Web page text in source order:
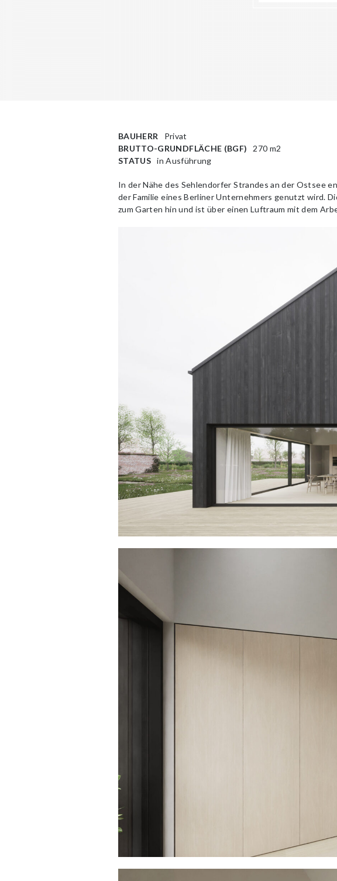
BAUHERR Privat
BRUTTO-GRUNDFLÄCHE (BGF) 270 m2
STATUSin Ausführung
In der Nähe des Sehlendorfer Strandes an der Ostsee
der Familie eines Berliner Unternehmers genutzt wird.
zum Garten hin und ist über einen Luftraum mit dem